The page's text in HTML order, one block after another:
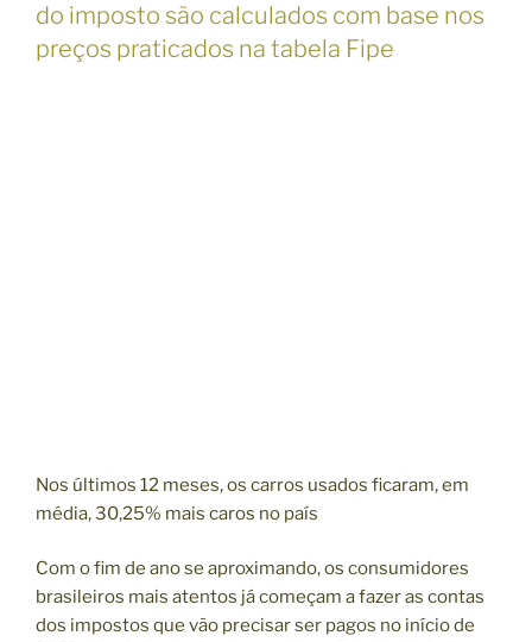
do imposto são calculados com base nos
preços praticados na tabela Fipe
Nos últimos 12 meses, os carros usados ficaram, em
média, 30,25% mais caros no país
Com o fim de ano se aproximando, os consumidores
brasileiros mais atentos já começam a fazer as contas
dos impostos que vão precisar ser pagos no início de